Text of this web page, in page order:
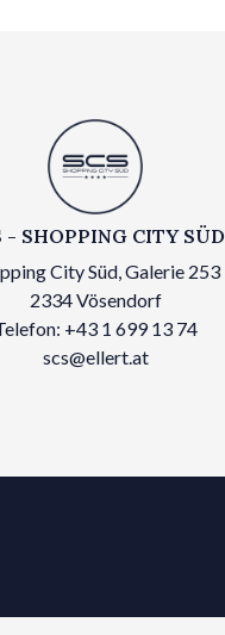
- SHOPPING CITY SÜD
City Süd, Galerie 253
2334 Vösendorf
+43 1 699 13 74
scs@ellert.at